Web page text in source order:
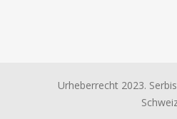
Urheberrecht 2023.